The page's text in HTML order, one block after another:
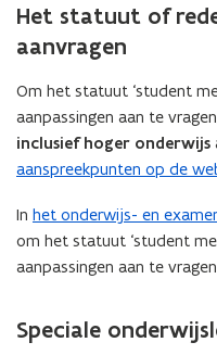
Het statuut of
aanvragen
Om het statuut ‘student
aanpassingen aan te
inclusief hoger onderwijs
aanspreekpunten op de
In het onderwijs- en
om het statuut ‘student
aanpassingen aan te
Speciale